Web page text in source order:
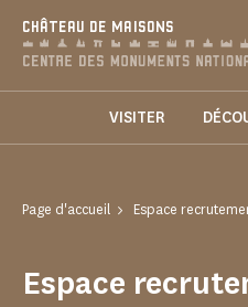
CHÂTEAU DE MAISONS
VISITER
Page d'accueil Espace
Espace